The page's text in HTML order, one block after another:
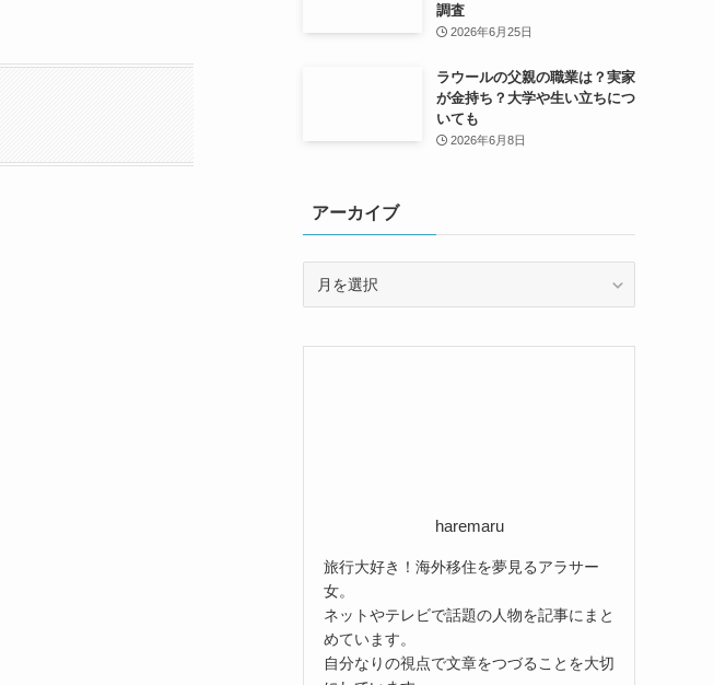
調査
2026年6月25日
ラウールの父親の職業は？実家
が金持ち？大学や生い立ちにつ
いても
2026年6月8日
アーカイブ
イ
haremaru
旅行大好き！海外移住を夢見るアラサー
女。
ネットやテレビで話題の人物を記事にまと
めています。
自分なりの視点で文章をつづることを大切